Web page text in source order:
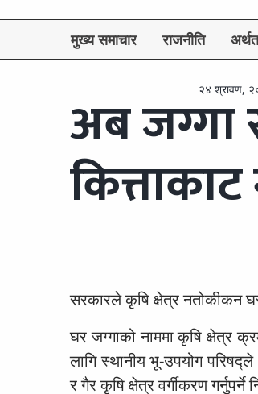
२४ श्रावण,
मुख्य समाचार राजनीति
अब जग्गा
कित्ताकाट
सरकारले कृषि क्षेत्र नतोकीकन
घर जग्गाको नाममा कृषि क्षेत्र
लागि स्थानीय भू-उपयोग
र गैर कृषि क्षेत्र वर्गीकरण गर्नुपर्ने